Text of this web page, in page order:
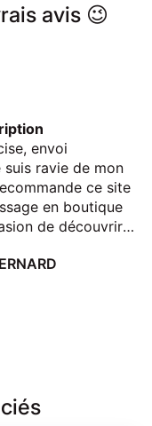
avis 😉
envoi
suis ravie de mon
ce site
en boutique
de découvrir